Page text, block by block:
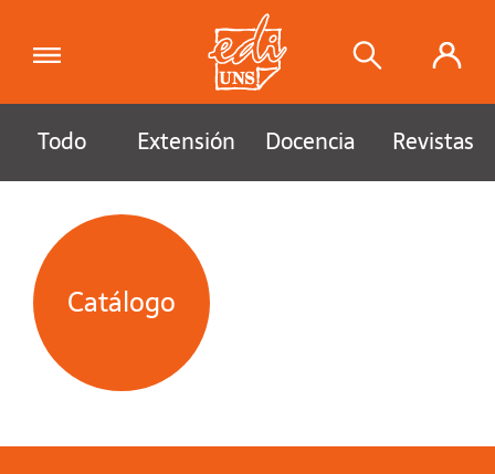
Todo Extensión Docencia Revistas
Catálogo